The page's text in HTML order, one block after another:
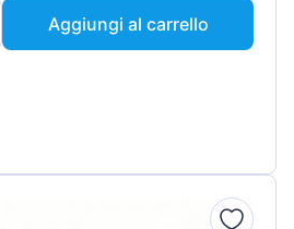
Aggiungi al carrello